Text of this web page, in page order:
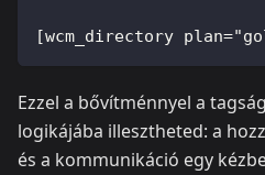
[wcm_directory
Ezzel a bővítménnyel a
logikájába illesztheted: a
és a kommunikáció egy